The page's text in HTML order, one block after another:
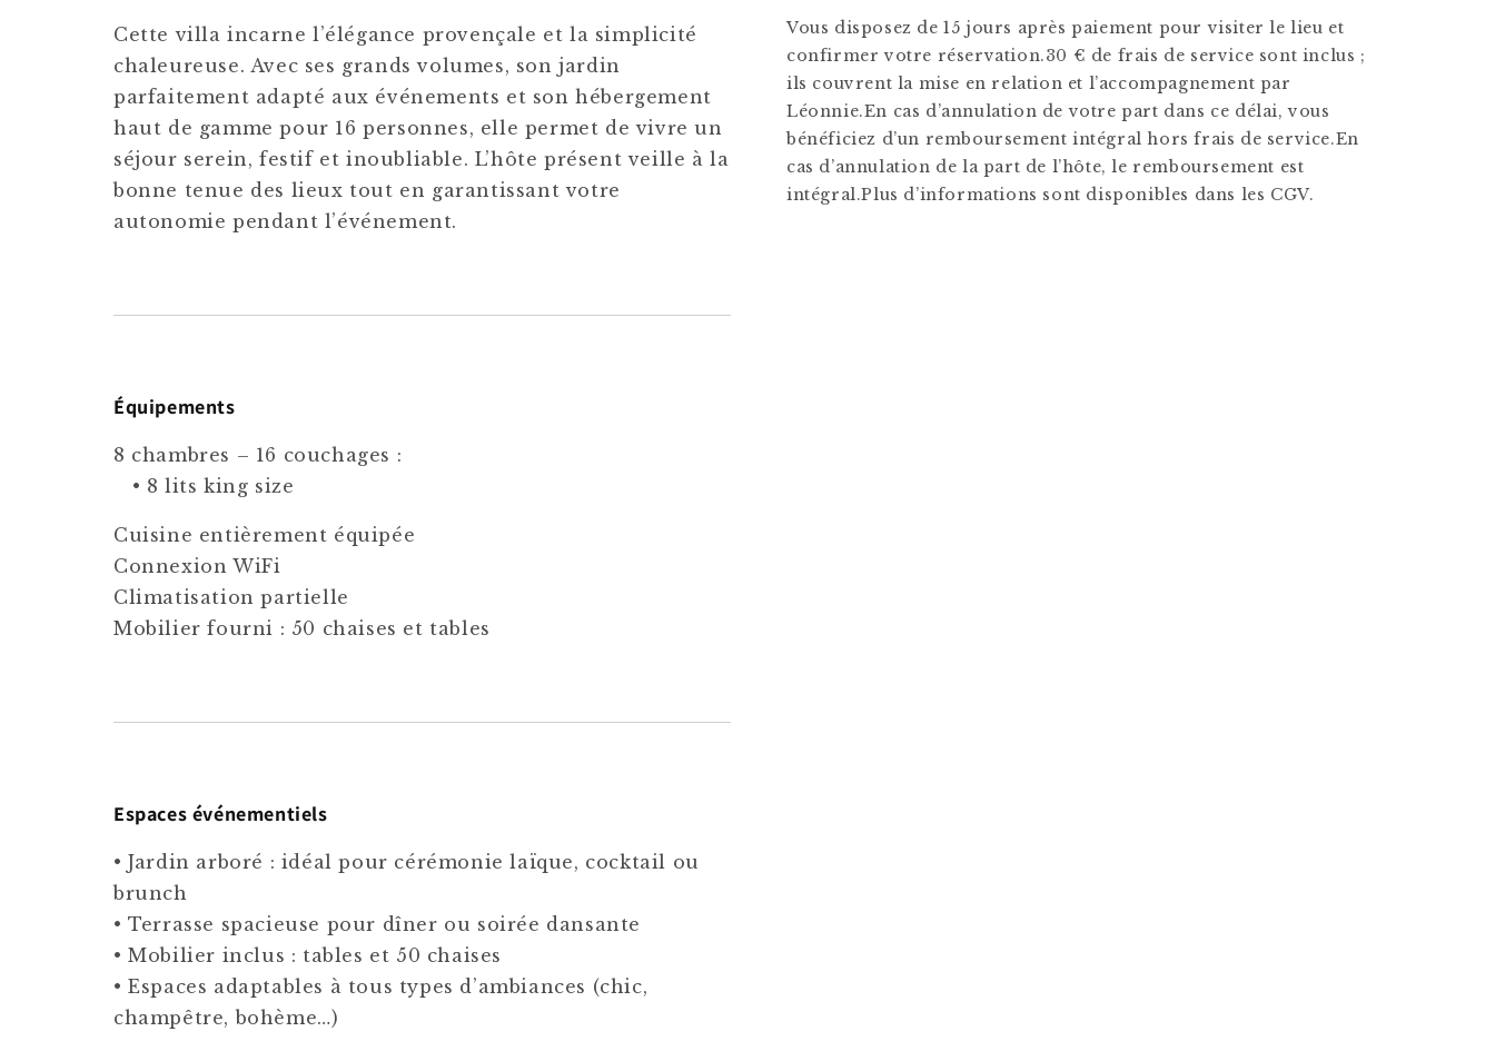
Cette villa incarne l’élégance provençale et la simplicité
chaleureuse. Avec ses grands volumes, son jardin
parfaitement adapté aux événements et son hébergement
haut de gamme pour 16 personnes, elle permet de vivre un
séjour serein, festif et inoubliable. L’hôte présent veille à la
bonne tenue des lieux tout en garantissant votre
autonomie pendant l’événement.
Équipements
8 chambres – 16 couchages :
• 8 lits king size
Cuisine entièrement équipée
Connexion WiFi
Climatisation partielle
Mobilier fourni : 50 chaises et tables
Espaces événementiels
• Jardin arboré : idéal pour cérémonie laïque, cocktail ou
brunch
• Terrasse spacieuse pour dîner ou soirée dansante
• Mobilier inclus : tables et 50 chaises
• Espaces adaptables à tous types d’ambiances (chic,
champêtre, bohème…)
Vous disposez de 15 jours après paiement pour visiter le lieu et
confirmer votre réservation.30 € de frais de service sont inclus ;
ils couvrent la mise en relation et l’accompagnement par
Léonnie.En cas d’annulation de votre part dans ce délai, vous
bénéficiez d’un remboursement intégral hors frais de service.En
cas d’annulation de la part de l’hôte, le remboursement est
intégral.Plus d’informations sont disponibles dans les CGV.